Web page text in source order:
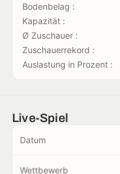
Bodenbelag :
Kapazität :
Ø Zuschauer :
Zuschauerrekord :
Auslastung in Prozent :
Live-Spiel
Datum
Wettbewerb